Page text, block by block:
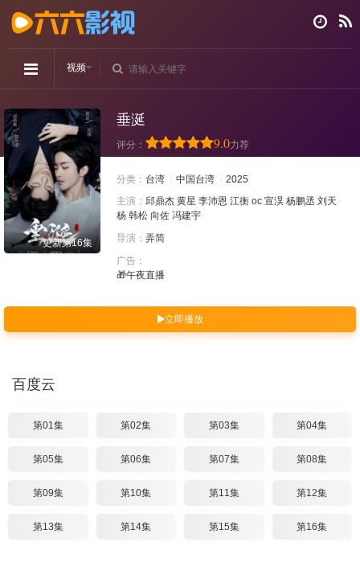
视频
更新第16集
垂涎
评分： 9.0力荐
分类： 台湾 中国台湾
2025
主演： 邱鼎杰 黄星 李沛恩 江衡 oc 宣淏 杨鹏丞 刘天
杨 韩松 向佐 冯建宇
导演： 弄简
广告：
🎁午夜直播
立即播放
百度云
第01集 第02集 第03集 第04集
第05集 第06集 第07集 第08集
第09集 第10集 第11集 第12集
第13集 第14集 第15集 第16集